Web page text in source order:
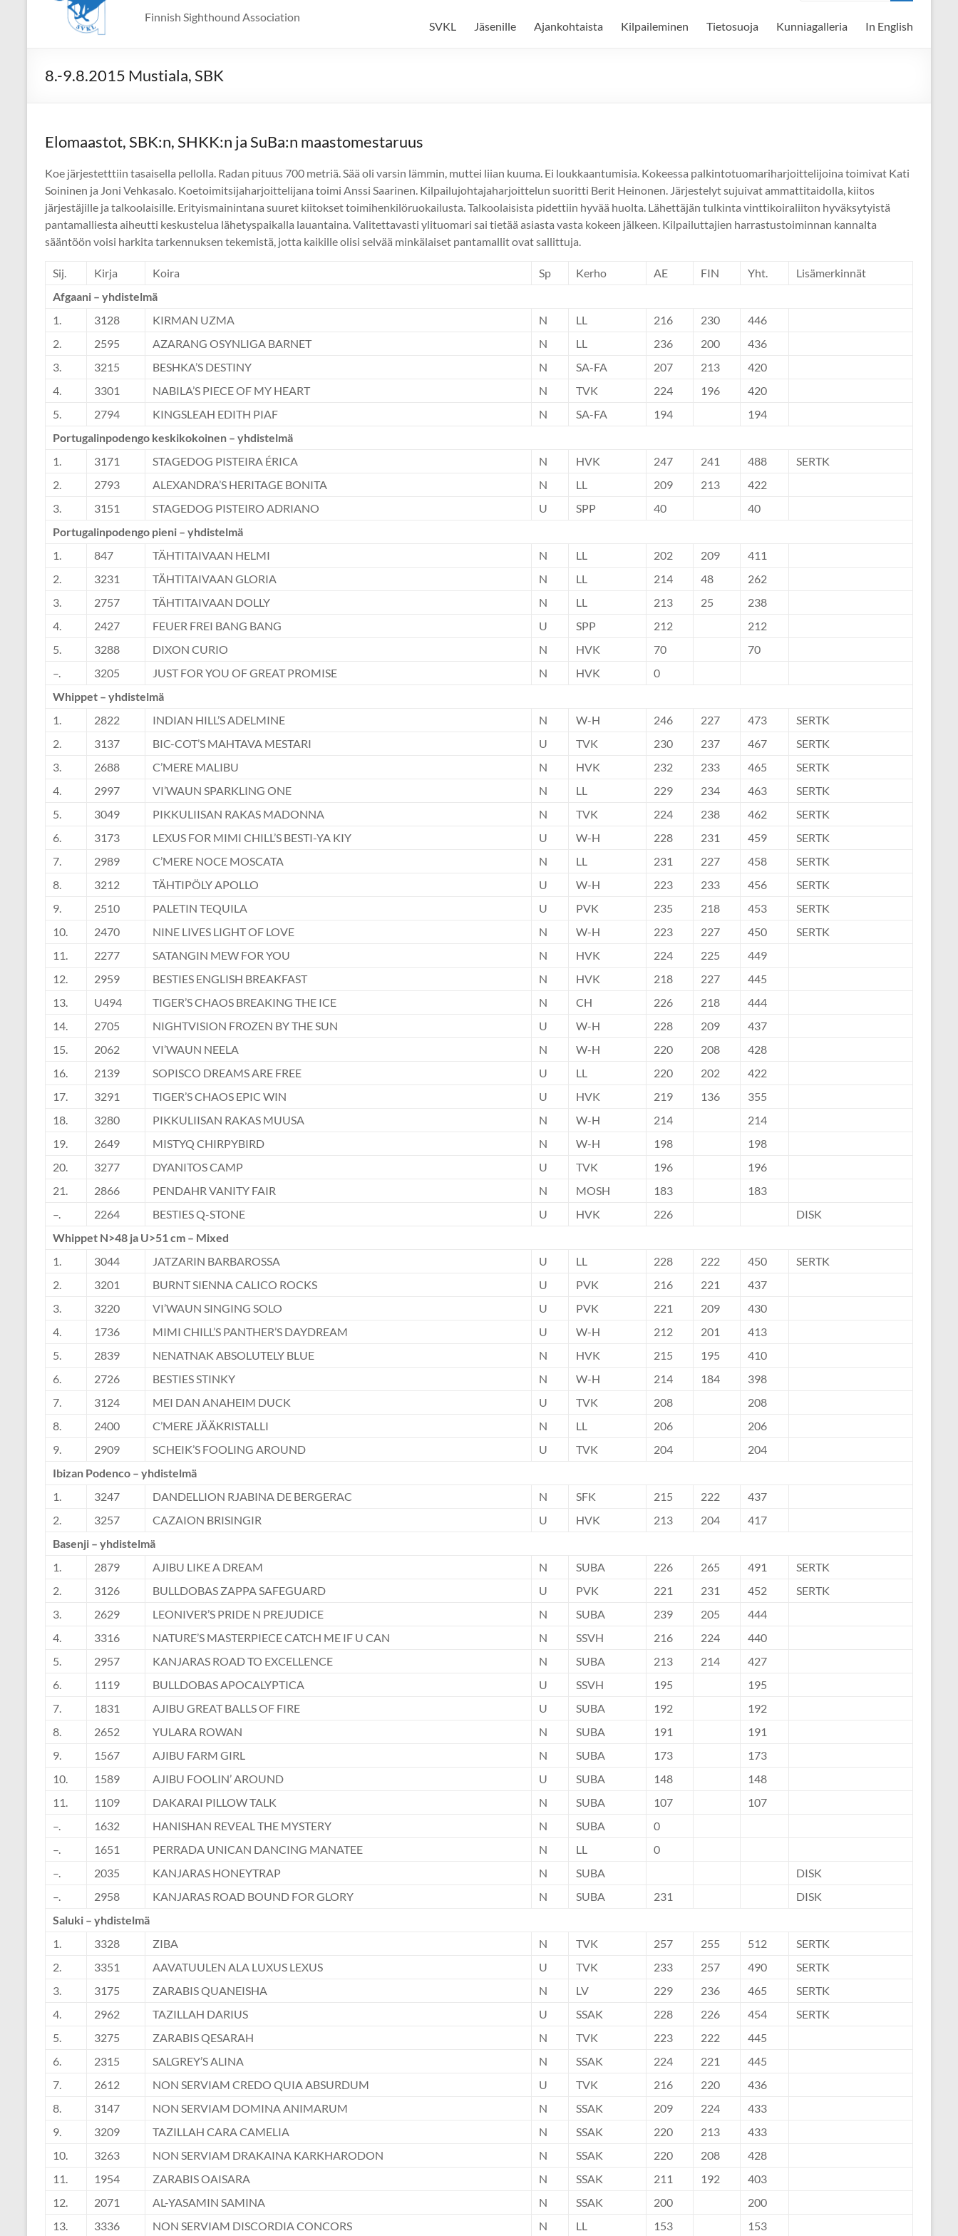
Finnish Sighthound Association
SVKL Jäsenille Ajankohtaista Kilpaileminen Tietosuoja Kunniagalleria In English
8.-9.8.2015 Mustiala, SBK
Elomaastot, SBK:n, SHKK:n ja SuBa:n maastomestaruus
Koe järjestetttiin tasaisella pellolla. Radan pituus 700 metriä. Sää oli varsin lämmin, muttei liian kuuma. Ei loukkaantumisia. Kokeessa palkintotuomariharjoittelijoina toimivat Kati
Soininen ja Joni Vehkasalo. Koetoimitsijaharjoittelijana toimi Anssi Saarinen. Kilpailujohtajaharjoittelun suoritti Berit Heinonen. Järjestelyt sujuivat ammattitaidolla, kiitos
järjestäjille ja talkoolaisille. Erityismainintana suuret kiitokset toimihenkilöruokailusta. Talkoolaisista pidettiin hyvää huolta. Lähettäjän tulkinta vinttikoiraliiton hyväksytyistä
pantamalliesta aiheutti keskustelua lähetyspaikalla lauantaina. Valitettavasti ylituomari sai tietää asiasta vasta kokeen jälkeen. Kilpailuttajien harrastustoiminnan kannalta
sääntöön voisi harkita tarkennuksen tekemistä, jotta kaikille olisi selvää minkälaiset pantamallit ovat sallittuja.
Sij. Kirja Koira Sp Kerho AE FIN Yht.
Lisämerkinnät
Afgaani – yhdistelmä
1.
3128 KIRMAN UZMA N LL 216 230
446
2.
2595 AZARANG OSYNLIGA BARNET N LL 236 200
436
3.
3215 BESHKA’S DESTINY N SA-FA 207 213
420
4.
3301 NABILA’S PIECE OF MY HEART N TVK 224 196
420
5.
2794 KINGSLEAH EDITH PIAF N SA-FA 194
194
Portugalinpodengo keskikokoinen – yhdistelmä
1.
3171 STAGEDOG PISTEIRA ÉRICA N HVK 247 241 488
SERTK
2.
2793 ALEXANDRA’S HERITAGE BONITA N LL 209 213
422
3.
3151 STAGEDOG PISTEIRO ADRIANO U SPP 40
40
Portugalinpodengo pieni – yhdistelmä
1.
847 TÄHTITAIVAAN HELMI N LL 202 209
411
2.
3231 TÄHTITAIVAAN GLORIA N LL 214 48
262
3.
2757 TÄHTITAIVAAN DOLLY N LL 213 25
238
4.
2427 FEUER FREI BANG BANG U SPP 212
212
5.
3288 DIXON CURIO N HVK 70
70
–.
3205 JUST FOR YOU OF GREAT PROMISE N HVK
0
Whippet – yhdistelmä
1.
2822 INDIAN HILL’S ADELMINE N W-H 246 227 473
SERTK
2.
3137 BIC-COT’S MAHTAVA MESTARI U TVK 230 237 467
SERTK
3.
2688 C’MERE MALIBU N HVK 232 233 465
SERTK
4.
2997 VI’WAUN SPARKLING ONE N LL 229 234 463
SERTK
5.
3049 PIKKULIISAN RAKAS MADONNA N TVK 224 238 462
SERTK
6.
3173 LEXUS FOR MIMI CHILL’S BESTI-YA KIY U W-H 228 231 459
SERTK
7.
2989 C’MERE NOCE MOSCATA N LL 231 227 458
SERTK
8.
3212 TÄHTIPÖLY APOLLO U W-H 223 233 456
SERTK
9.
2510 PALETIN TEQUILA U PVK 235 218 453
SERTK
10.
2470 NINE LIVES LIGHT OF LOVE N W-H 223 227 450
SERTK
11.
2277 SATANGIN MEW FOR YOU N HVK 224 225
449
12.
2959 BESTIES ENGLISH BREAKFAST N HVK 218 227
445
13.
U494 TIGER’S CHAOS BREAKING THE ICE N CH 226 218
444
14.
2705 NIGHTVISION FROZEN BY THE SUN U W-H 228 209
437
15.
2062 VI’WAUN NEELA N W-H 220 208
428
16.
2139 SOPISCO DREAMS ARE FREE U LL 220 202
422
17.
3291 TIGER’S CHAOS EPIC WIN U HVK 219 136
355
18.
3280 PIKKULIISAN RAKAS MUUSA N W-H 214
214
19.
2649 MISTYQ CHIRPYBIRD N W-H 198
198
20.
3277 DYANITOS CAMP U TVK 196
196
21.
2866 PENDAHR VANITY FAIR N MOSH 183
183
–.
2264 BESTIES Q-STONE U HVK 226
DISK
Whippet N>48 ja U>51 cm – Mixed
1.
3044 JATZARIN BARBAROSSA U LL 228 222 450
SERTK
2.
3201 BURNT SIENNA CALICO ROCKS U PVK 216 221
437
3.
3220 VI’WAUN SINGING SOLO U PVK 221 209
430
4.
1736 MIMI CHILL’S PANTHER’S DAYDREAM U W-H 212 201
413
5.
2839 NENATNAK ABSOLUTELY BLUE N HVK 215 195
410
6.
2726 BESTIES STINKY N W-H 214 184
398
7.
3124 MEI DAN ANAHEIM DUCK U TVK 208
208
8.
2400 C’MERE JÄÄKRISTALLI N LL 206
206
9.
2909 SCHEIK’S FOOLING AROUND U TVK 204
204
Ibizan Podenco – yhdistelmä
1.
3247 DANDELLION RJABINA DE BERGERAC N SFK 215 222
437
2.
3257 CAZAION BRISINGIR U HVK 213 204
417
Basenji – yhdistelmä
1.
2879 AJIBU LIKE A DREAM N SUBA 226 265 491
SERTK
2.
3126 BULLDOBAS ZAPPA SAFEGUARD U PVK 221 231 452
SERTK
3.
2629 LEONIVER’S PRIDE N PREJUDICE N SUBA 239 205
444
4.
3316 NATURE’S MASTERPIECE CATCH ME IF U CAN N SSVH 216 224
440
5.
2957 KANJARAS ROAD TO EXCELLENCE N SUBA 213 214
427
6.
1119 BULLDOBAS APOCALYPTICA U SSVH 195
195
7.
1831 AJIBU GREAT BALLS OF FIRE U SUBA 192
192
8.
2652 YULARA ROWAN N SUBA 191
191
9.
1567 AJIBU FARM GIRL N SUBA 173
173
10.
1589 AJIBU FOOLIN’ AROUND U SUBA 148
148
11.
1109 DAKARAI PILLOW TALK N SUBA 107
107
–.
1632 HANISHAN REVEAL THE MYSTERY N SUBA
0
–.
1651 PERRADA UNICAN DANCING MANATEE N LL
0
–.
2035 KANJARAS HONEYTRAP N SUBA
DISK
–.
2958 KANJARAS ROAD BOUND FOR GLORY N SUBA 231
DISK
Saluki – yhdistelmä
1.
3328 ZIBA N TVK 257 255 512
SERTK
2.
3351 AAVATUULEN ALA LUXUS LEXUS U TVK 233 257 490
SERTK
3.
3175 ZARABIS QUANEISHA N LV 229 236 465
SERTK
4.
2962 TAZILLAH DARIUS U SSAK 228 226 454
SERTK
5.
3275 ZARABIS QESARAH N TVK 223 222
445
6.
2315 SALGREY’S ALINA N SSAK 224 221
445
7.
2612 NON SERVIAM CREDO QUIA ABSURDUM U TVK 216 220
436
8.
3147 NON SERVIAM DOMINA ANIMARUM N SSAK 209 224
433
9.
3209 TAZILLAH CARA CAMELIA N SSAK 220 213
433
10.
3263 NON SERVIAM DRAKAINA KARKHARODON N SSAK 220 208
428
11.
1954 ZARABIS OAISARA N SSAK 211 192
403
12.
2071 AL-YASAMIN SAMINA N SSAK 200
200
13.
3336 NON SERVIAM DISCORDIA CONCORS N LL 153 153